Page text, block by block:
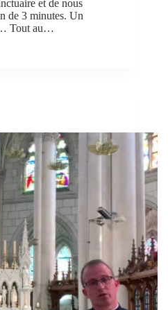
et de nous
de 3 minutes. Un
Tout au…